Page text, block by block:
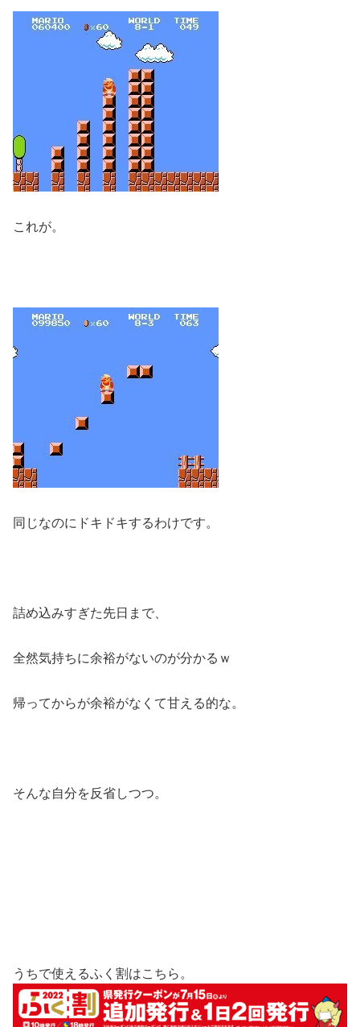
これが。
同じなのにドキドキするわけです。
詰め込みすぎた先日まで、
全然気持ちに余裕がないのが分かるｗ
帰ってからが余裕がなくて甘える的な。
そんな自分を反省しつつ。
うちで使えるふく割はこちら。